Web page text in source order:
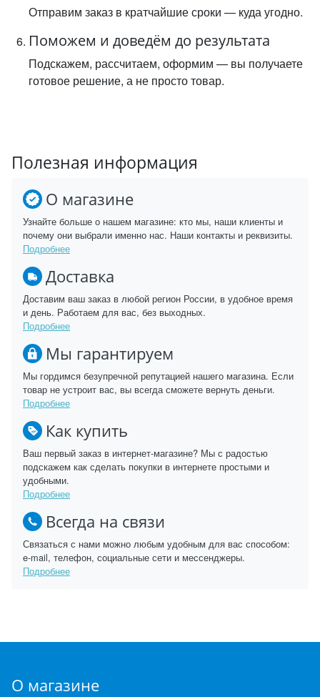
Отправим заказ в кратчайшие сроки — куда угодно.
Поможем и доведём до результата
Подскажем, рассчитаем, оформим — вы получаете
готовое решение, а не просто товар.
Полезная информация
О магазине
Узнайте больше о нашем магазине: кто мы, наши клиенты и
почему они выбрали именно нас. Наши контакты и реквизиты.
Подробнее
Доставка
Доставим ваш заказ в любой регион России, в удобное время
и день. Работаем для вас, без выходных.
Подробнее
Мы гарантируем
Мы гордимся безупречной репутацией нашего магазина. Если
товар не устроит вас, вы всегда сможете вернуть деньги.
Подробнее
Как купить
Ваш первый заказ в интернет-магазине? Мы с радостью
подскажем как сделать покупки в интернете простыми и
удобными.
Подробнее
Всегда на связи
Связаться с нами можно любым удобным для вас способом:
e-mail, телефон, социальные сети и мессенджеры.
Подробнее
О магазине